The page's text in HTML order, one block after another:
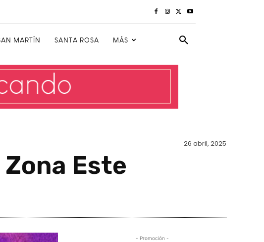
MARTÍN SANTA ROSA MÁS
26 abril, 2025
Este
- Promoción -